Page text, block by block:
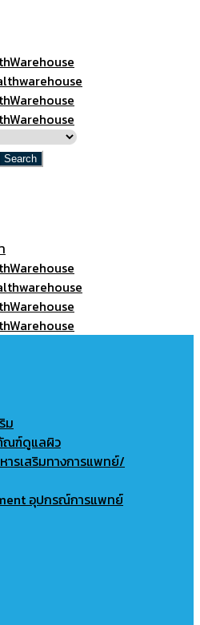
ม
ณฑ์ดูแลผิว
ารเสริมทางการแพทย์/
อุปกรณ์การแพทย์